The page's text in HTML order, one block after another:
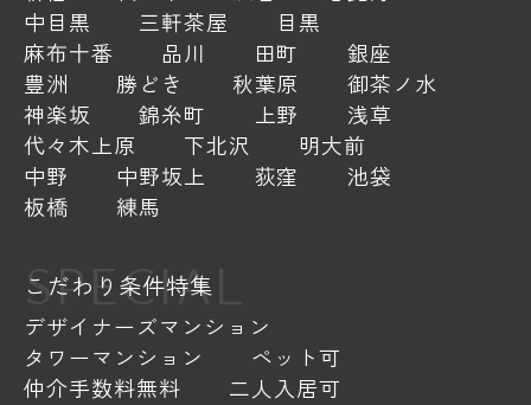
中目黒
三軒茶屋
目黒
麻布十番
品川 田町
銀座
豊洲
勝どき 秋葉原
御茶ノ水
神楽坂
錦糸町 上野
浅草
代々木上原
下北沢
明大前
中野
中野坂上 荻窪
池袋
板橋
練馬
SPECIAL
こだわり条件特集
デザイナーズマンション
タワーマンション
ペット可
仲介手数料無料
二人入居可